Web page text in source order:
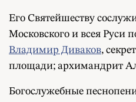
Его Святейшеству
Московского и всея Руси
Владимир Диваков,
площади; архимандрит
Богослужебные